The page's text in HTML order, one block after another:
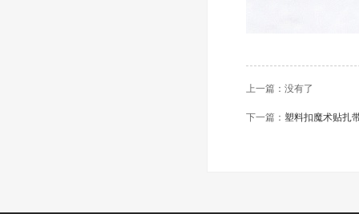
上一篇：没有了
下一篇： 塑料扣魔术贴扎